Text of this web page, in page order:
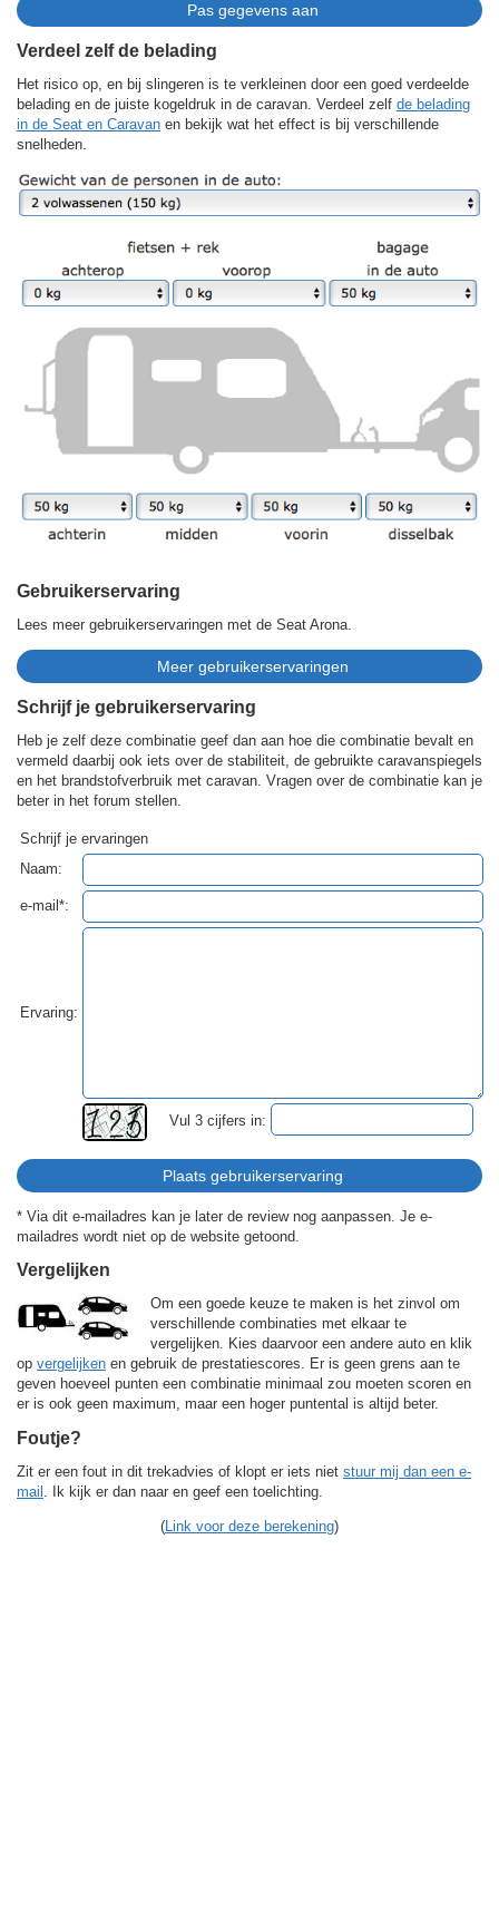
Verdeel zelf de belading
Het risico op, en bij slingeren is te verkleinen door een goed verdeelde
belading en de juiste kogeldruk in de caravan. Verdeel zelf de belading
in de Seat en Caravan en bekijk wat het effect is bij verschillende
snelheden.
Gebruikerservaring
Lees meer gebruikerservaringen met de Seat Arona.
Schrijf je gebruikerservaring
Heb je zelf deze combinatie geef dan aan hoe die combinatie bevalt en
vermeld daarbij ook iets over de stabiliteit, de gebruikte caravanspiegels
en het brandstofverbruik met caravan. Vragen over de combinatie kan je
beter in het forum stellen.
Schrijf je ervaringen
Naam:
e-mail*:
Ervaring:
Vul 3 cijfers in:
* Via dit e-mailadres kan je later de review nog aanpassen. Je e-
mailadres wordt niet op de website getoond.
Vergelijken
Om een goede keuze te maken is het zinvol om
verschillende combinaties met elkaar te
vergelijken. Kies daarvoor een andere auto en klik
op vergelijken en gebruik de prestatiescores. Er is geen grens aan te
geven hoeveel punten een combinatie minimaal zou moeten scoren en
er is ook geen maximum, maar een hoger puntental is altijd beter.
Foutje?
Zit er een fout in dit trekadvies of klopt er iets niet stuur mij dan een e-
mail
. Ik kijk er dan naar en geef een toelichting.
( Link voor deze berekening)